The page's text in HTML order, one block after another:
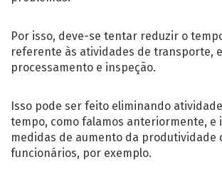
Por isso, deve-se tentar reduzir o
referente às atividades de transporte,
processamento e inspeção.
Isso pode ser feito eliminando
tempo, como falamos anteriormente, e
medidas de aumento da produtividade
funcionários, por exemplo.